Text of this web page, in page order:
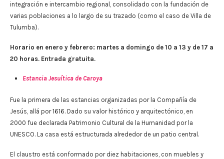
integración e intercambio regional, consolidado con la fundación de
varias poblaciones a lo largo de su trazado (como el caso de Villa de
Tulumba).
Horario en enero y febrero: martes a domingo de 10 a 13 y de 17 a
20 horas. Entrada gratuita.
Estancia Jesuítica de Caroya
Fue la primera de las estancias organizadas por la Compañía de
Jesús, allá por 1616. Dado su valor histórico y arquitectónico, en
2000 fue declarada Patrimonio Cultural de la Humanidad por la
UNESCO. La casa está estructurada alrededor de un patio central.
El claustro está conformado por diez habitaciones, con muebles y